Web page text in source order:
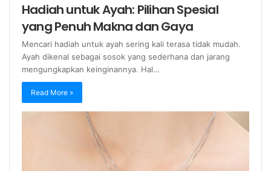
Hadiah untuk Ayah: Pilihan Spesial
yang Penuh Makna dan Gaya
Mencari hadiah untuk ayah sering kali terasa tidak mudah.
Ayah dikenal sebagai sosok yang sederhana dan jarang
mengungkapkan keinginannya. Hal…
Read More »